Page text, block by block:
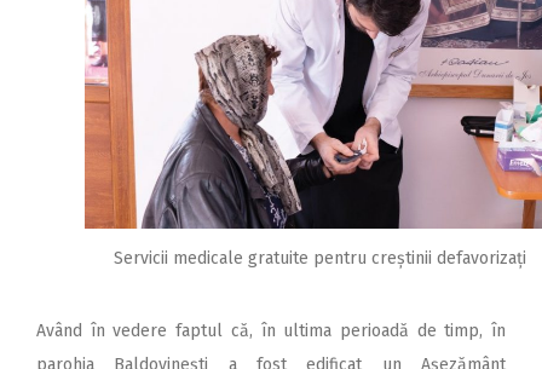
Servicii medicale gratuite pentru creștinii defavorizați
Având în vedere faptul că, în ultima perioadă de timp, în